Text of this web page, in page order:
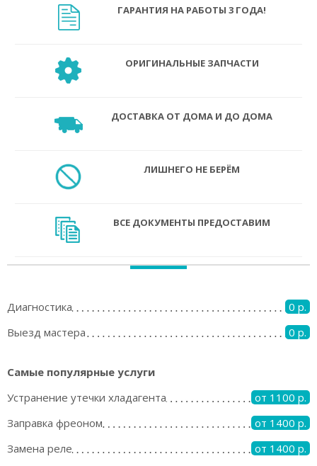
ГАРАНТИЯ НА РАБОТЫ 3 ГОДА!
ОРИГИНАЛЬНЫЕ ЗАПЧАСТИ
ДОСТАВКА ОТ ДОМА И ДО ДОМА
ЛИШНЕГО НЕ БЕРЁМ
ВСЕ ДОКУМЕНТЫ ПРЕДОСТАВИМ
Диагностика
0 р.
Выезд мастера
0 р.
Самые популярные услуги
Устранение утечки хладагента
от 1100 р.
Заправка фреоном
от 1400 р.
Замена реле
от 1400 р.